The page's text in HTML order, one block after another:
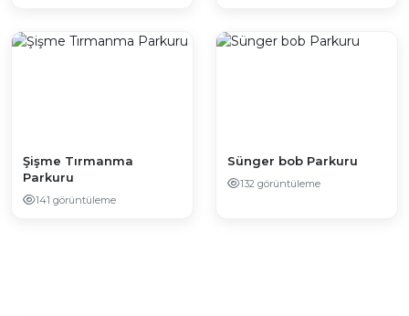
Şişme Tırmanma
Parkuru
141 görüntüleme
Sünger bob Parkuru
132 görüntüleme